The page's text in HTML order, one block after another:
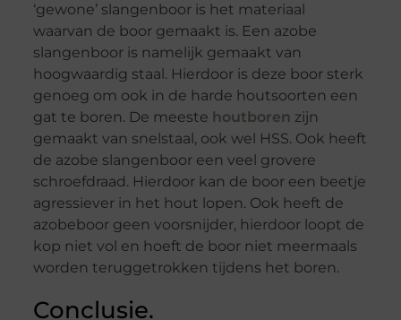
‘gewone’ slangenboor is het materiaal
waarvan de boor gemaakt is. Een azobe
slangenboor is namelijk gemaakt van
hoogwaardig staal. Hierdoor is deze boor sterk
genoeg om ook in de harde houtsoorten een
gat te boren. De meeste houtboren zijn
gemaakt van snelstaal, ook wel HSS. Ook heeft
de azobe slangenboor een veel grovere
schroefdraad. Hierdoor kan de boor een beetje
agressiever in het hout lopen. Ook heeft de
azobeboor geen voorsnijder, hierdoor loopt de
kop niet vol en hoeft de boor niet meermaals
worden teruggetrokken tijdens het boren.
Conclusie.